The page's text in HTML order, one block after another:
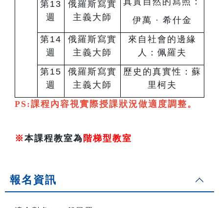
第13
週
俄羅斯寫實
主義⼤師
伊萬 · 希什⾦
第14
週
俄羅斯寫實
主義⼤師
來⾃社會的邊緣
⼈：佩羅夫
第15
週
俄羅斯寫實
主義⼤師
歷史的真實性：蘇
⾥柯夫
PS:課程內容視實際授課狀況做適度調整。
※本課程教室為 階梯型教室
報名資訊